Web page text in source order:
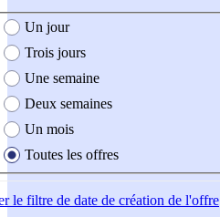
création de l'offre
Un jour
Trois jours
Une semaine
Deux semaines
Un mois
Toutes les offres
le filtre de date de création de l'offre